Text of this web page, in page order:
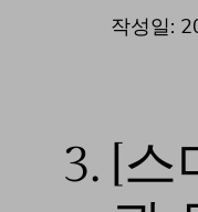
작성일:
3. [스